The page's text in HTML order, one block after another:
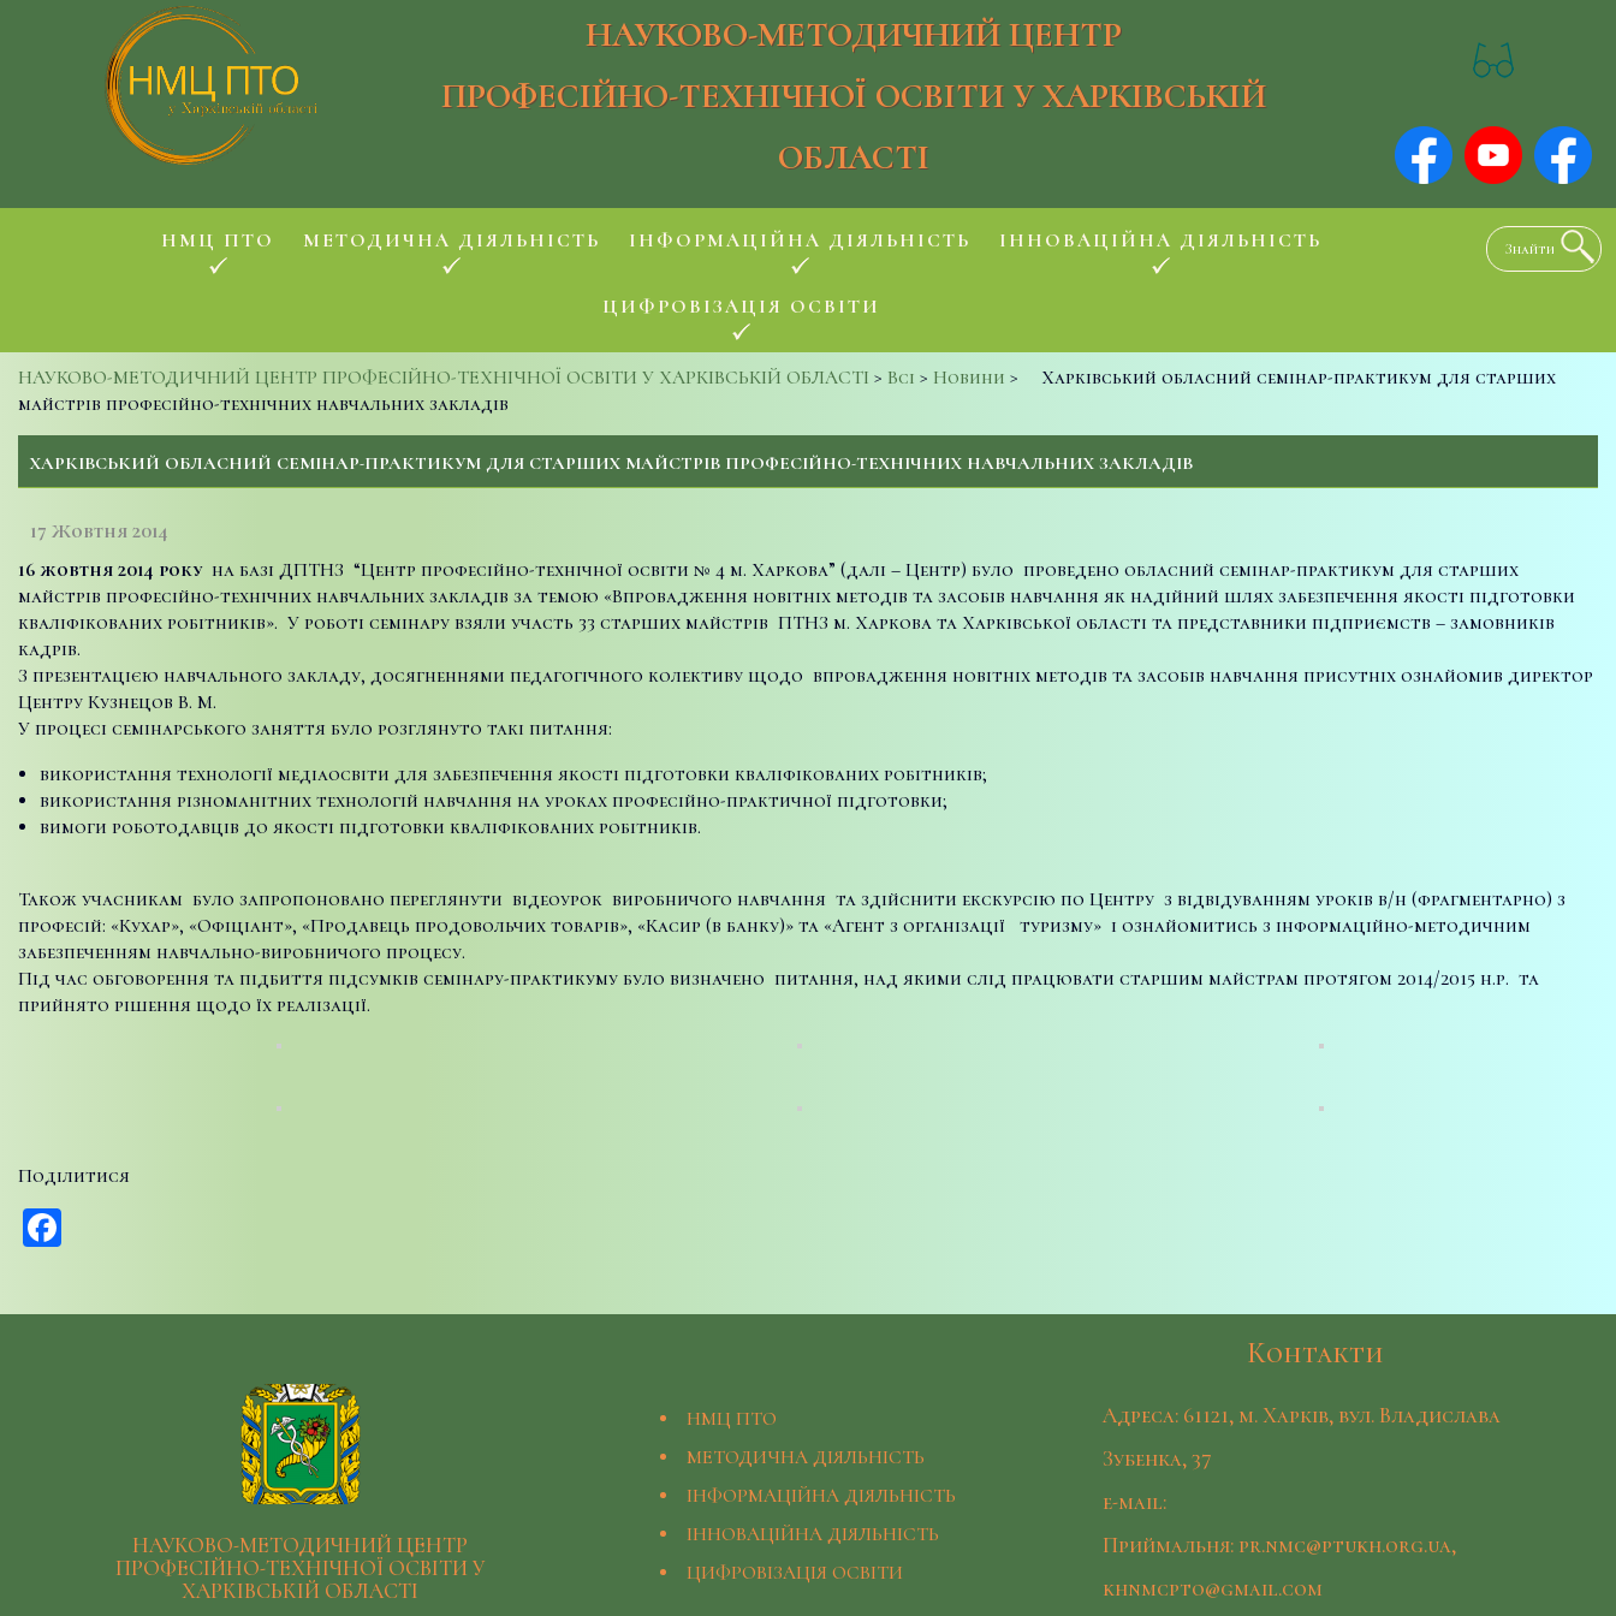
НАУКОВО-МЕТОДИЧНИЙ ЦЕНТР
ПРОФЕСІЙНО-ТЕХНІЧНОЇ ОСВІТИ У ХАРКІВСЬКІЙ
ОБЛАСТІ
НМЦ ПТО МЕТОДИЧНА ДІЯЛЬНІСТЬ ІНФОРМАЦІЙНА ДІЯЛЬНІСТЬ ІННОВАЦІЙНА ДІЯЛЬНІСТЬ
ЦИФРОВІЗАЦІЯ ОСВІТИ
НАУКОВО-МЕТОДИЧНИЙ ЦЕНТР ПРОФЕСІЙНО-ТЕХНІЧНОЇ ОСВІТИ У ХАРКІВСЬКІЙ ОБЛАСТІ > Всі > Новини >
Харківський обласний семінар-практикум для старших
майстрів професійно-технічних навчальних закладів
ХАРКІВСЬКИЙ ОБЛАСНИЙ СЕМІНАР-ПРАКТИКУМ ДЛЯ СТАРШИХ МАЙСТРІВ ПРОФЕСІЙНО-ТЕХНІЧНИХ НАВЧАЛЬНИХ ЗАКЛАДІВ
17 Жовтня 2014
16 жовтня 2014 року на базі ДПТНЗ “Центр професійно-технічної освіти № 4 м. Харкова” (далі – Центр) було проведено обласний семінар-практикум для старших
майстрів професійно-технічних навчальних закладів за темою «Впровадження новітніх методів та засобів навчання як надійний шлях забезпечення якості підготовки
кваліфікованих робітників». У роботі семінару взяли участь 33 старших майстрів ПТНЗ м. Харкова та Харківської області та представники підприємств – замовників
кадрів.
З презентацією навчального закладу, досягненнями педагогічного колективу щодо впровадження новітніх методів та засобів навчання присутніх ознайомив директор
Центру Кузнецов В. М.
У процесі семінарського заняття було розглянуто такі питання:
використання технології медіаосвіти для забезпечення якості підготовки кваліфікованих робітників;
використання різноманітних технологій навчання на уроках професійно-практичної підготовки;
вимоги роботодавців до якості підготовки кваліфікованих робітників.
Також учасникам було запропоновано переглянути відеоурок виробничого навчання та здійснити екскурсію по Центру з відвідуванням уроків в/н (фрагментарно) з
професій: «Кухар», «Офіціант», «Продавець продовольчих товарів», «Касир (в банку)» та «Агент з організації туризму» і ознайомитись з інформаційно-методичним
забезпеченням навчально-виробничого процесу.
Під час обговорення та підбиття підсумків семінару-практикуму було визначено питання, над якими слід працювати старшим майстрам протягом 2014/2015 н.р. та
прийнято рішення щодо їх реалізації.
Поділитися
НАУКОВО-МЕТОДИЧНИЙ ЦЕНТР
ПРОФЕСІЙНО-ТЕХНІЧНОЇ ОСВІТИ У
ХАРКІВСЬКІЙ ОБЛАСТІ
НМЦ ПТО
МЕТОДИЧНА ДІЯЛЬНІСТЬ
ІНФОРМАЦІЙНА ДІЯЛЬНІСТЬ
ІННОВАЦІЙНА ДІЯЛЬНІСТЬ
ЦИФРОВІЗАЦІЯ ОСВІТИ
Контакти
Адреса: 61121, м. Харків, вул. Владислава
Зубенка, 37
e-mail:
Приймальня: pr.nmc@ptukh.org.ua,
khnmcpto@gmail.com